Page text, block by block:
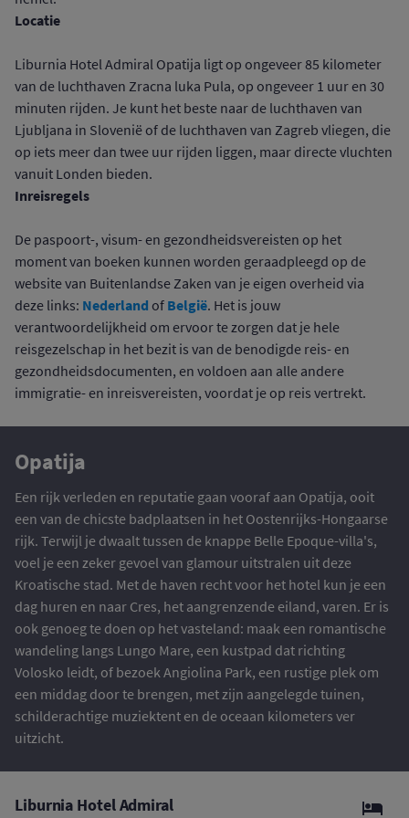
Locatie
Liburnia Hotel Admiral Opatija ligt op ongeveer 85 kilometer
van de luchthaven Zracna luka Pula, op ongeveer 1 uur en 30
minuten rijden. Je kunt het beste naar de luchthaven van
Ljubljana in Slovenië of de luchthaven van Zagreb vliegen, die
op iets meer dan twee uur rijden liggen, maar directe vluchten
vanuit Londen bieden.
Inreisregels
De paspoort-, visum- en gezondheidsvereisten op het
moment van boeken kunnen worden geraadpleegd op de
website van Buitenlandse Zaken van je eigen overheid via
deze links: Nederland of België. Het is jouw
verantwoordelijkheid om ervoor te zorgen dat je hele
reisgezelschap in het bezit is van de benodigde reis- en
gezondheidsdocumenten, en voldoen aan alle andere
immigratie- en inreisvereisten, voordat je op reis vertrekt.
Opatija
Een rijk verleden en reputatie gaan vooraf aan Opatija, ooit
een van de chicste badplaatsen in het Oostenrijks-Hongaarse
rijk. Terwijl je dwaalt tussen de knappe Belle Epoque-villa's,
voel je een zeker gevoel van glamour uitstralen uit deze
Kroatische stad. Met de haven recht voor het hotel kun je een
dag huren en naar Cres, het aangrenzende eiland, varen. Er is
ook genoeg te doen op het vasteland: maak een romantische
wandeling langs Lungo Mare, een kustpad dat richting
Volosko leidt, of bezoek Angiolina Park, een rustige plek om
een middag door te brengen, met zijn aangelegde tuinen,
schilderachtige muziektent en de oceaan kilometers ver
uitzicht.
Liburnia Hotel Admiral